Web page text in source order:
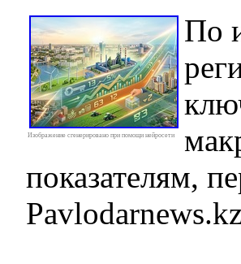
Изображение сгенерировано при помощи нейросети
По
показателям,